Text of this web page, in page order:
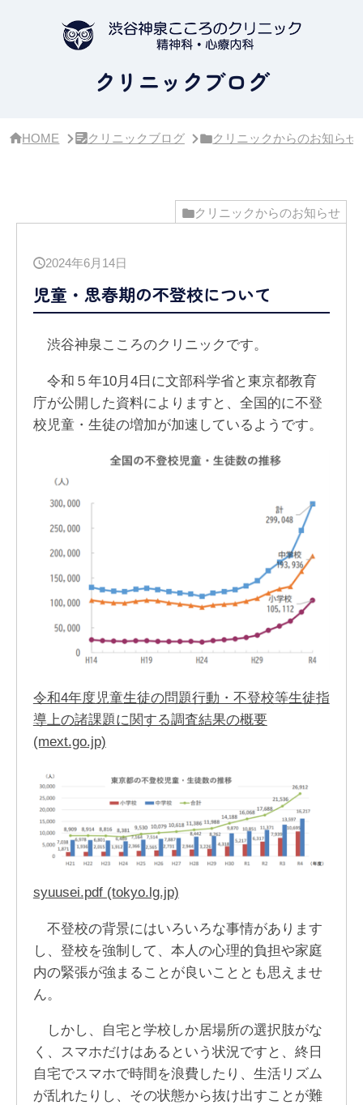
クリニックブログ
HOME クリニックブログ クリニックからのお知らせ
クリニックからのお知らせ
2024年6月14日
児童・思春期の不登校について
渋谷神泉こころのクリニックです。
令和５年10月4日に文部科学省と東京都教育
庁が公開した資料によりますと、全国的に不登
校児童・生徒の増加が加速しているようです。
令和4年度児童生徒の問題行動・不登校等生徒指
導上の諸課題に関する調査結果の概要
(mext.go.jp)
syuusei.pdf (tokyo.lg.jp)
不登校の背景にはいろいろな事情があります
し、登校を強制して、本人の心理的負担や家庭
内の緊張が強まることが良いこととも思えませ
ん。
しかし、自宅と学校しか居場所の選択肢がな
く、スマホだけはあるという状況ですと、終日
自宅でスマホで時間を浪費したり、生活リズム
が乱れたりし、その状態から抜け出すことが難